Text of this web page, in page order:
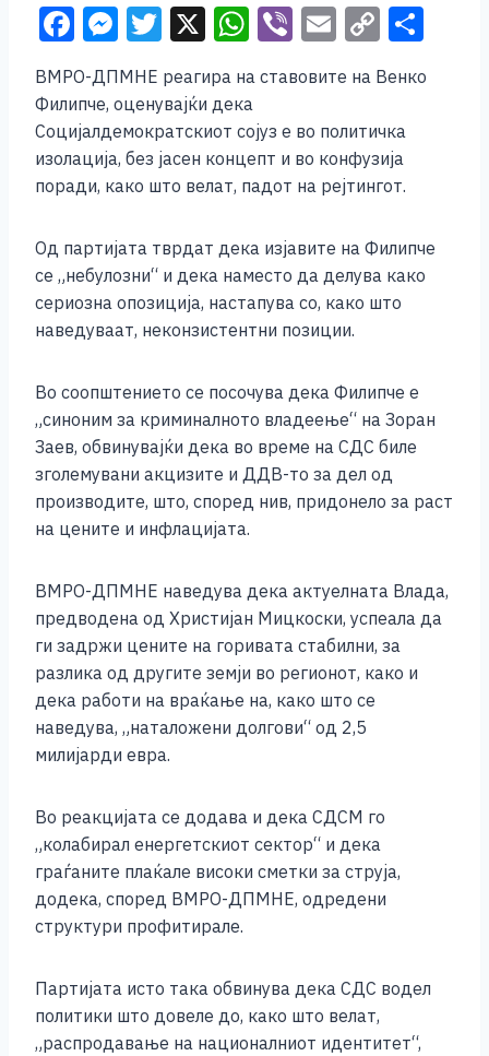
F
a
c
e
b
o
o
k
M
e
ss
e
n
g
er
T
tt
er
X W
at
s
A
p
p
Vi
er
E
ai
l
C
o
p
y
Li
n
k
ar
ВМРО-ДПМНЕ реагира на ставовите на Венко
Филипче, оценувајќи дека
Социјалдемократскиот сојуз е во политичка
изолација, без јасен концепт и во конфузија
поради, како што велат, падот на рејтингот.
Од партијата тврдат дека изјавите на Филипче
се „небулозни“ и дека наместо да делува како
сериозна опозиција, настапува со, како што
наведуваат, неконзистентни позиции.
Во соопштението се посочува дека Филипче е
„синоним за криминалното владеење“ на Зоран
Заев, обвинувајќи дека во време на СДС биле
зголемувани акцизите и ДДВ-то за дел од
производите, што, според нив, придонело за раст
на цените и инфлацијата.
ВМРО-ДПМНЕ наведува дека актуелната Влада,
предводена од Христијан Мицкоски, успеала да
ги задржи цените на горивата стабилни, за
разлика од другите земји во регионот, како и
дека работи на враќање на, како што се
наведува, „наталожени долгови“ од 2,5
милијарди евра.
Во реакцијата се додава и дека СДСМ го
„колабирал енергетскиот сектор“ и дека
граѓаните плаќале високи сметки за струја,
додека, според ВМРО-ДПМНЕ, одредени
структури профитирале.
Партијата исто така обвинува дека СДС водел
политики што довеле до, како што велат,
„распродавање на националниот идентитет“,